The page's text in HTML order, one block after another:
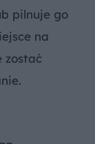
pilnuje go
na
zostać